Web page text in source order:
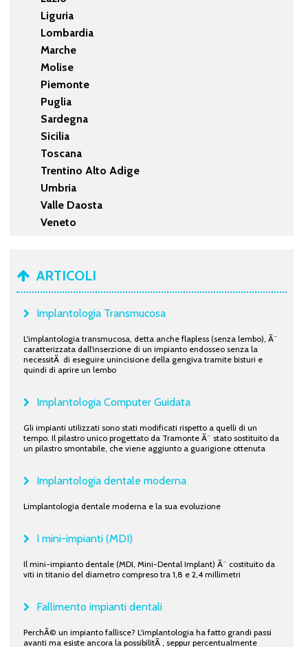
Liguria
Lombardia
Marche
Molise
Piemonte
Puglia
Sardegna
Sicilia
Toscana
Trentino Alto Adige
Umbria
Valle Daosta
Veneto
ARTICOLI
Implantologia Transmucosa
L'implantologia transmucosa, detta anche flapless (senza lembo), Ã¨
caratterizzata dall'inserzione di un impianto endosseo senza la
necessitÃ di eseguire unincisione della gengiva tramite bisturi e
quindi di aprire un lembo
Implantologia Computer Guidata
Gli impianti utilizzati sono stati modificati rispetto a quelli di un
tempo. Il pilastro unico progettato da Tramonte Ã¨ stato sostituito da
un pilastro smontabile, che viene aggiunto a guarigione ottenuta
Implantologia dentale moderna
Limplantologia dentale moderna e la sua evoluzione
I mini-impianti (MDI)
Il mini-impianto dentale (MDI, Mini-Dental Implant) Ã¨ costituito da
viti in titanio del diametro compreso tra 1,8 e 2,4 millimetri
Fallimento impianti dentali
PerchÃ© un impianto fallisce? L'implantologia ha fatto grandi passi
avanti ma esiste ancora la possibilitÃ , seppur percentualmente